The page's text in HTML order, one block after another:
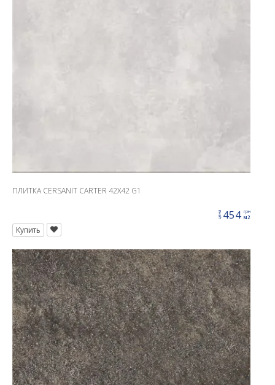
ПЛИТКА CERSANIT CARTER 42X42 G1
цена454 грн
м2
Купить